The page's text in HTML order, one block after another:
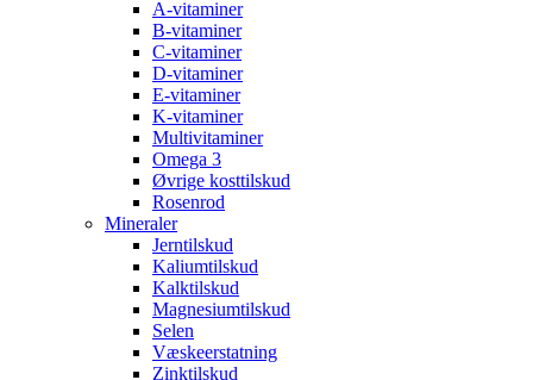
A-vitaminer
B-vitaminer
C-vitaminer
D-vitaminer
E-vitaminer
K-vitaminer
Multivitaminer
Omega 3
Øvrige kosttilskud
Rosenrod
Mineraler
Jerntilskud
Kaliumtilskud
Kalktilskud
Magnesiumtilskud
Selen
Væskeerstatning
Zinktilskud